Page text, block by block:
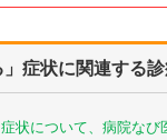
」症状に関連する診
症状について、病院な